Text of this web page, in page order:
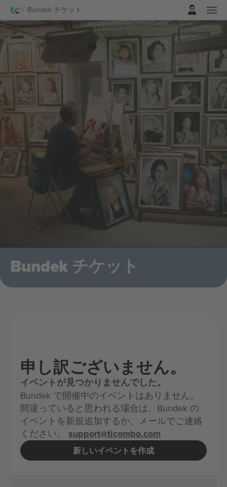
Bundek チケット
Bundek チケット
申し訳ございません。
イベントが見つかりませんでした。
Bundek で開催中のイベントはありません。
間違っていると思われる場合は、Bundek の
イベントを新規追加するか、メールでご連絡
ください。 support@ticombo.com
新しいイベントを作成